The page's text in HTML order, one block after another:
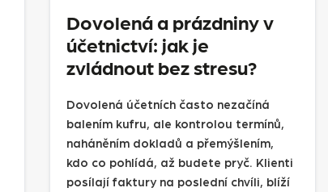
Dovolená a prázdniny v
účetnictví: jak je
zvládnout bez stresu?
Dovolená účetních často nezačíná
balením kufru, ale kontrolou termínů,
naháněním dokladů a přemýšlením,
kdo co pohlídá, až budete pryč. Klienti
posílají faktury na poslední chvíli, blíží